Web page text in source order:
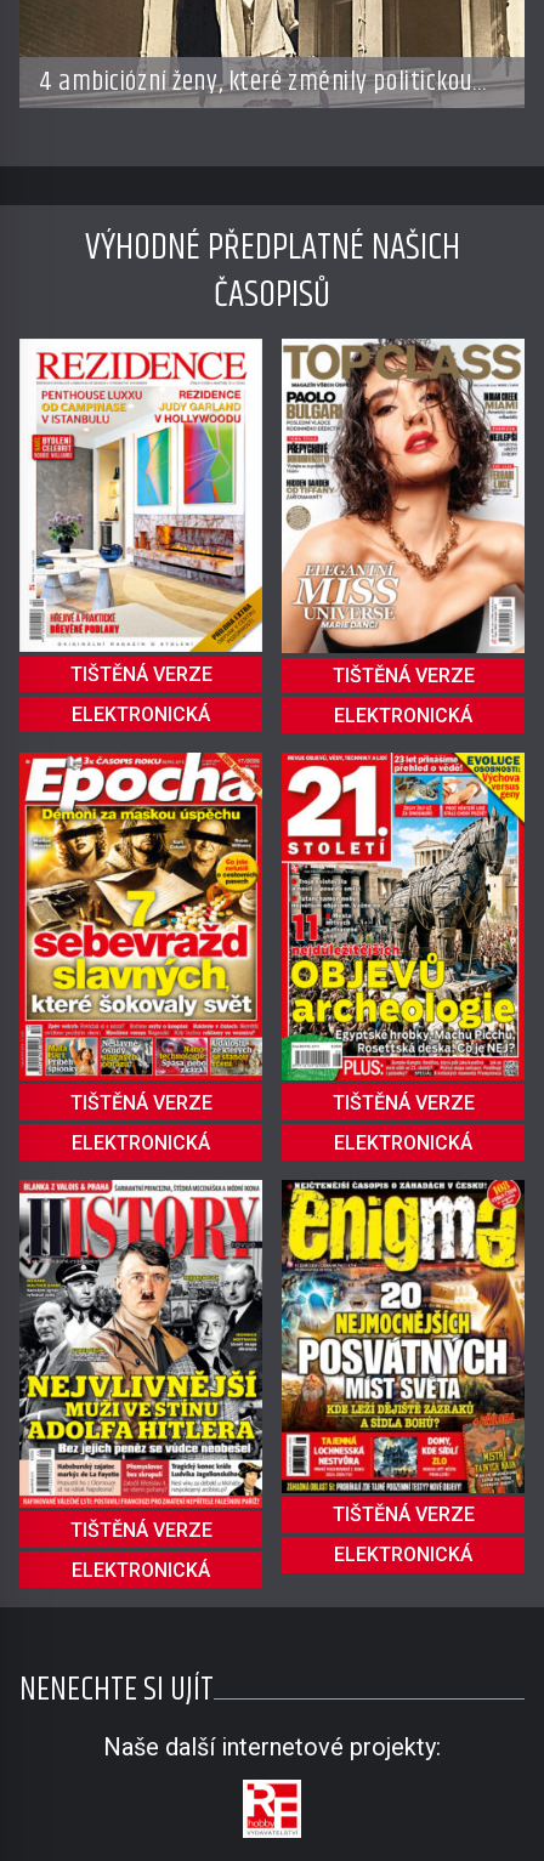
4 ambiciózní ženy, které změnily politickou
hru: Manželé je posílali do kuchyně marně
VÝHODNÉ PŘEDPLATNÉ NAŠICH
ČASOPISŮ
TIŠTĚNÁ VERZE
ELEKTRONICKÁ
TIŠTĚNÁ VERZE
ELEKTRONICKÁ
TIŠTĚNÁ VERZE
ELEKTRONICKÁ
TIŠTĚNÁ VERZE
ELEKTRONICKÁ
TIŠTĚNÁ VERZE
ELEKTRONICKÁ
TIŠTĚNÁ VERZE
ELEKTRONICKÁ
NENECHTE SI UJÍT
Naše další internetové projekty: